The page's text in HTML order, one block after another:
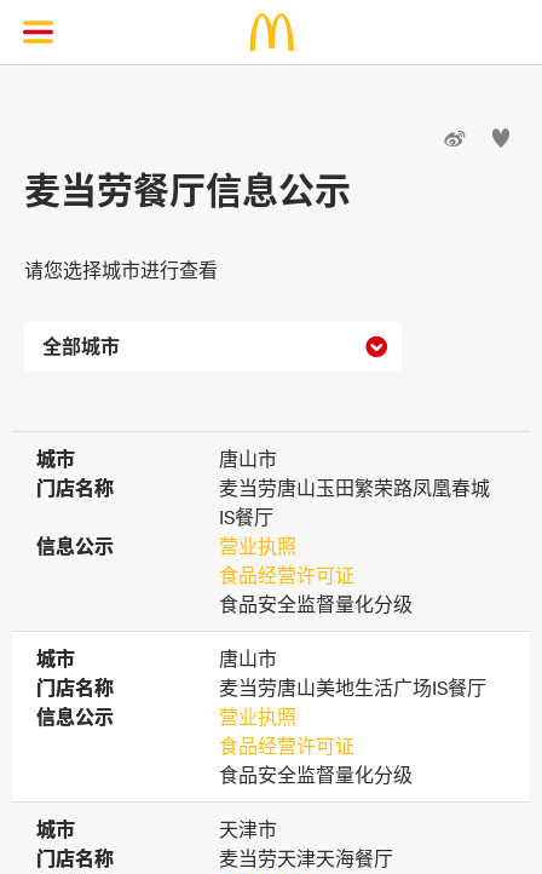
 
麦当劳餐厅信息公示
请您选择城市进行查看

城市
城市
唐山市
门店名称
门店名称
麦当劳唐山玉田繁荣路凤凰春城
IS餐厅
信息公示
信息公示
营业执照
食品经营许可证
食品安全监督量化分级
城市
城市
唐山市
门店名称
门店名称
麦当劳唐山美地生活广场IS餐厅
信息公示
信息公示
营业执照
食品经营许可证
食品安全监督量化分级
城市
城市
天津市
门店名称
门店名称
麦当劳天津天海餐厅